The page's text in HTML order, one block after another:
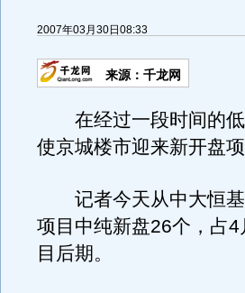
2007年03月30日08:33
来源：千龙网
在经过一段时间的低
使京城楼市迎来新开盘项
记者今天从中大恒基
项目中纯新盘26个，占
目后期。